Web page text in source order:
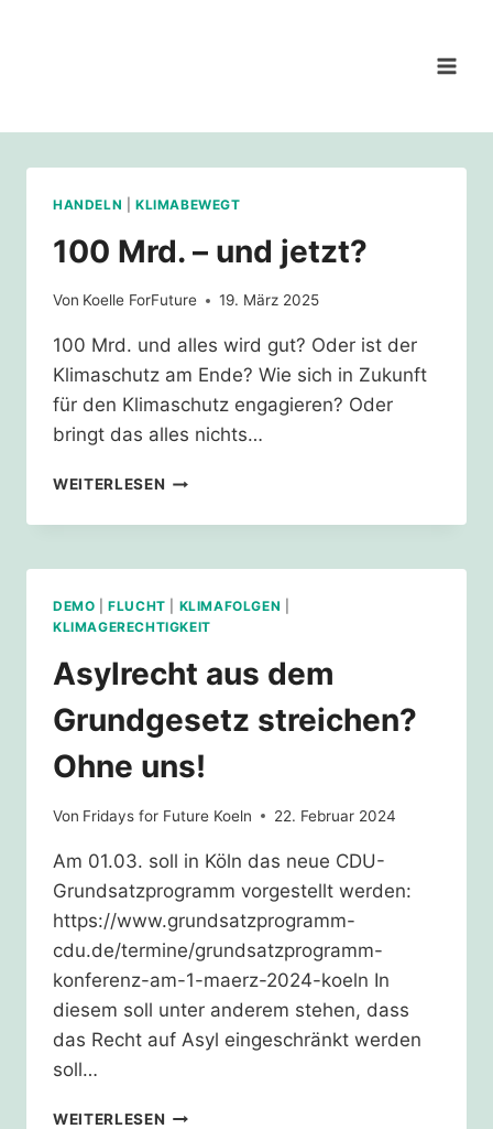
HANDELN KLIMABEWEGT
100 Mrd. – und jetzt?
Von Koelle ForFuture 19. März 2025
100 Mrd. und alles wird gut? Oder ist der
Klimaschutz am Ende? Wie sich in Zukunft
für den Klimaschutz engagieren? Oder
bringt das alles nichts…
WEITERLESEN 100
–
JETZT?
DEMO |FLUCHT KLIMAFOLGEN
KLIMAGERECHTIGKEIT
Asylrecht aus dem
Grundgesetz streichen?
Ohne uns!
Von Fridays for Future Koeln 22. Februar 2024
Am 01.03. soll in Köln das neue CDU-
Grundsatzprogramm vorgestellt werden:
https://www.grundsatzprogramm-
cdu.de/termine/grundsatzprogramm-
konferenz-am-1-maerz-2024-koeln In
diesem soll unter anderem stehen, dass
das Recht auf Asyl eingeschränkt werden
soll…
WEITERLESEN ASYLRECHT